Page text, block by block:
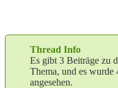
Thread Info
Es gibt 3 Beiträge zu
Thema, und es wurde
angesehen.